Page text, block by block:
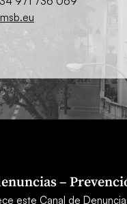
–
este Canal de